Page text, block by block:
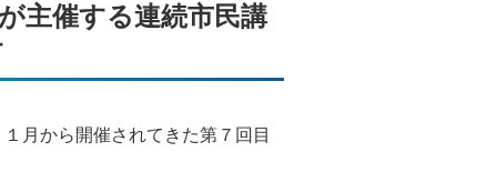
主催する連続市民講
月から開催されてきた第７回目